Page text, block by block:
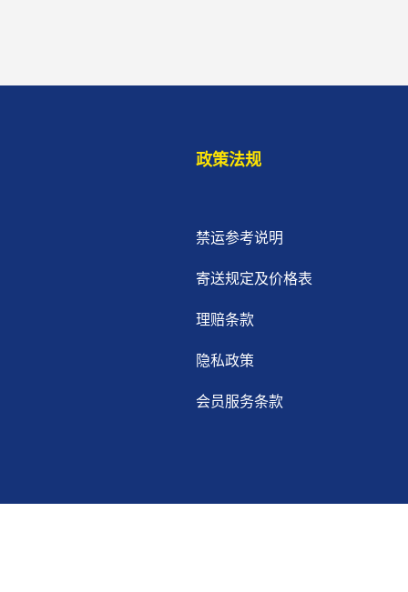
政策法规
禁运参考说明
寄送规定及价格表
理赔条款
隐私政策
会员服务条款